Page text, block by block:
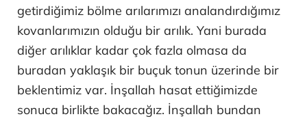
getirdiğimiz bölme arılarımızı analandırdığımız
kovanlarımızın olduğu bir arılık. Yani burada
diğer arılıklar kadar çok fazla olmasa da
buradan yaklaşık bir buçuk tonun üzerinde bir
beklentimiz var. İnşallah hasat ettiğimizde
sonuca birlikte bakacağız. İnşallah bundan